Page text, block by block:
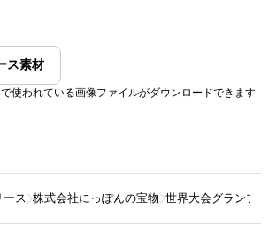
ス素材
使われている画像ファイルがダウンロードできます
ース 株式会社にっぽんの宝物 世界大会グランプリ